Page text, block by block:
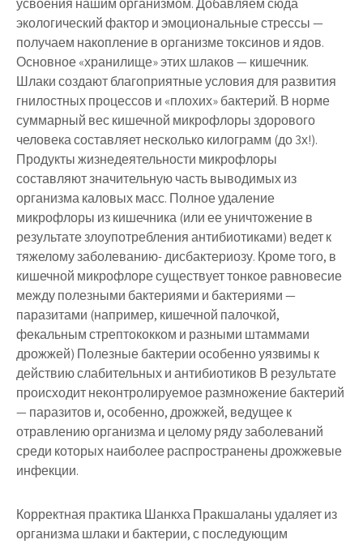
усвоения нашим организмом. Добавляем сюда
экологический фактор и эмоциональные стрессы —
получаем накопление в организме токсинов и ядов.
Основное «хранилище» этих шлаков — кишечник.
Шлаки создают благоприятные условия для развития
гнилостных процессов и «плохих» бактерий. В норме
суммарный вес кишечной микрофлоры здорового
человека составляет несколько килограмм (до 3х!).
Продукты жизнедеятельности микрофлоры
составляют значительную часть выводимых из
организма каловых масс. Полное удаление
микрофлоры из кишечника (или ее уничтожение в
результате злоупотребления антибиотиками) ведет к
тяжелому заболеванию- дисбактериозу. Кроме того, в
кишечной микрофлоре существует тонкое равновесие
между полезными бактериями и бактериями —
паразитами (например, кишечной палочкой,
фекальным стрептококком и разными штаммами
дрожжей) Полезные бактерии особенно уязвимы к
действию слабительных и антибиотиков В результате
происходит неконтролируемое размножение бактерий
— паразитов и, особенно, дрожжей, ведущее к
отравлению организма и целому ряду заболеваний
среди которых наиболее распространены дрожжевые
инфекции.
Корректная практика Шанкха Пракшаланы удаляет из
организма шлаки и бактерии, с последующим